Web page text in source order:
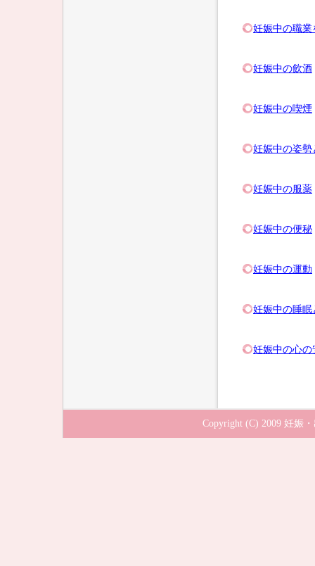
妊娠中の職業
妊娠中の飲酒
妊娠中の喫煙
妊娠中の姿勢
妊娠中の服薬
妊娠中の便秘
妊娠中の運動
妊娠中の睡眠
妊娠中の心の
Copyright (C) 2009 妊娠